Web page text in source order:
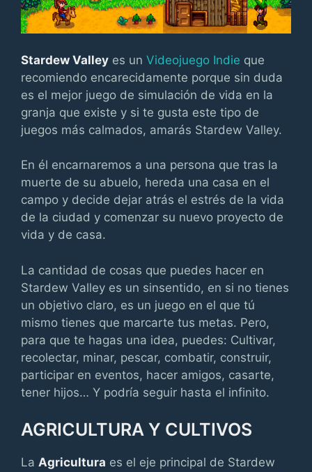
Stardew Valley es un Videojuego Indie que
recomiendo encarecidamente porque sin duda
es el mejor juego de simulación de vida en la
granja que existe y si te gusta este tipo de
juegos más calmados, amarás Stardew Valley.
En él encarnaremos a una persona que tras la
muerte de su abuelo, hereda una casa en el
campo y decide dejar atrás el estrés de la vida
de la ciudad y comenzar su nuevo proyecto de
vida y de casa.
La cantidad de cosas que puedes hacer en
Stardew Valley es un sinsentido, en si no tienes
un objetivo claro, es un juego en el que tú
mismo tienes que marcarte tus metas. Pero,
para que te hagas una idea, puedes: Cultivar,
recolectar, minar, pescar, combatir, construir,
participar en eventos, hacer amigos, casarte,
tener hijos… Y podría seguir hasta el infinito.
AGRICULTURA Y CULTIVOS
La Agricultura es el eje principal de Stardew